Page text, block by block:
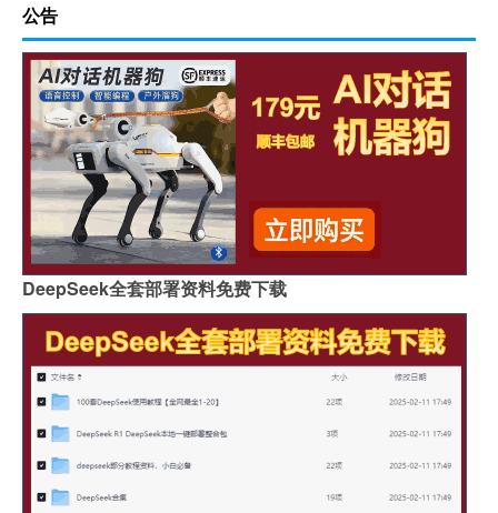
公告
DeepSeek全套部署资料免费下载